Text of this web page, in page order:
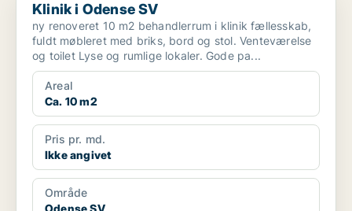
Klinik i Odense SV
ny renoveret 10 m2 behandlerrum i klinik fællesskab,
fuldt møbleret med briks, bord og stol. Venteværelse
og toilet Lyse og rumlige lokaler. Gode pa...
Areal
Ca. 10 m2
Pris pr. md.
Ikke angivet
Område